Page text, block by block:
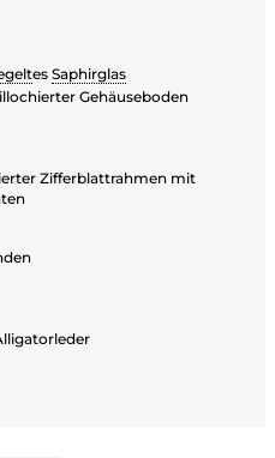
es Saphirglas
Gehäuseboden
Zifferblattrahmen mit